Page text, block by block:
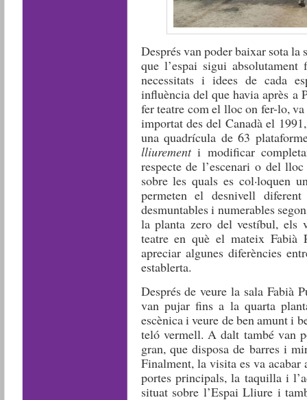
Després van poder baixar sota la
que l’espai sigui
necessitats i idees de cada
influència del que havia après a
fer teatre com el lloc on fer-lo,
importat des del Canadà el
una quadrícula de 63
lliurementi modificar
respecte de l’escenari o del
sobre les quals es col·loquen
permeten el desnivell
desmuntables i numerables
la planta zero del vestíbul, els
teatre en què el mateix Fabià
apreciar algunes diferències
establerta.
Després de veure la sala Fabià
van pujar fins a la quarta
escènica i veure de ben amunt i
teló vermell. A dalt també van
gran, que disposa de barres i
Finalment, la visita es va
portes principals, la taquilla i
situat sobre l’Espai Lliure i